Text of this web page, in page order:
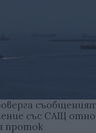
със САЩ
проток